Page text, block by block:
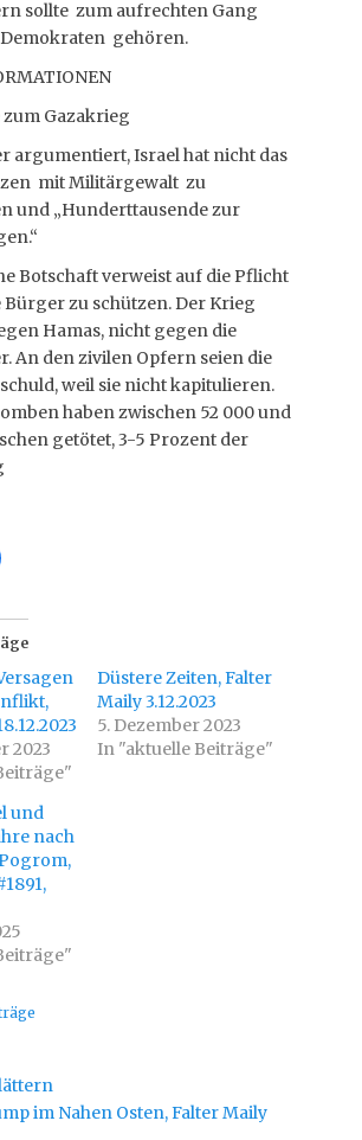
sollte zum aufrechten Gang
gehören.
Gazakrieg
argumentiert, Israel hat nicht das
mit Militärgewalt zu
und „Hunderttausende zur
Botschaft verweist auf die Pflicht
Bürger zu schützen. Der Krieg
Hamas, nicht gegen die
An den zivilen Opfern seien die
weil sie nicht kapitulieren.
haben zwischen 52 000 und
getötet, 3-5 Prozent der
2023
Düstere Zeiten, Falter
Maily 3.12.2023
5. Dezember 2023
In "aktuelle Beiträge"
und
nach
im Nahen Osten, Falter Maily